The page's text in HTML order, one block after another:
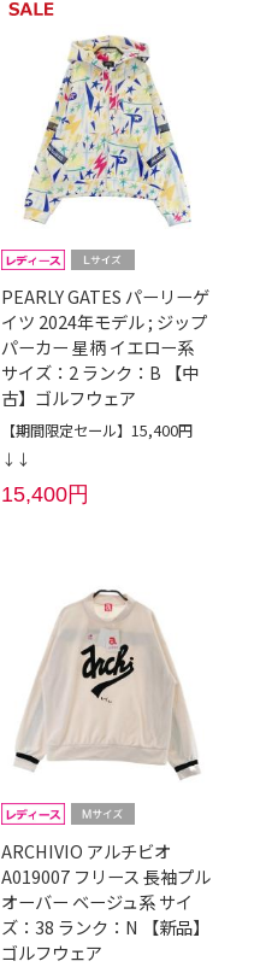
PEARLY GATES パーリーゲ
イツ 2024年モデル ; ジップ
パーカー 星柄 イエロー系
サイズ：2 ランク：B 【中
古】ゴルフウェア
【期間限定セール】15,400円
↓↓
15,400円
ARCHIVIO アルチビオ
A019007 フリース 長袖プル
オーバー ベージュ系 サイ
ズ：38 ランク：N 【新品】
ゴルフウェア